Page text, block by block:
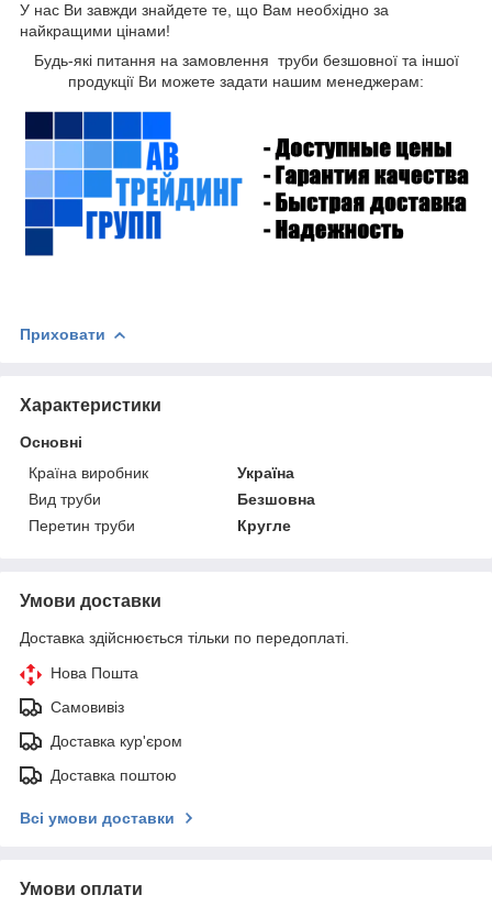
У нас Ви завжди знайдете те, що Вам необхідно за
найкращими цінами!
Будь-які питання на замовлення труби безшовної та іншої
продукції Ви можете задати нашим менеджерам:
Приховати
Характеристики
Основні
Країна виробник
Україна
Вид труби
Безшовна
Перетин труби
Кругле
Умови доставки
Доставка здійснюється тільки по передоплаті.
Нова Пошта
Самовивіз
Доставка кур'єром
Доставка поштою
Всі умови доставки
Умови оплати